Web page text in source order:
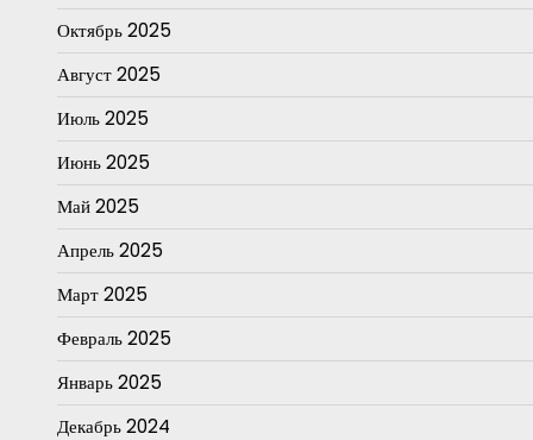
Октябрь 2025
Август 2025
Июль 2025
Июнь 2025
Май 2025
Апрель 2025
Март 2025
Февраль 2025
Январь 2025
Декабрь 2024